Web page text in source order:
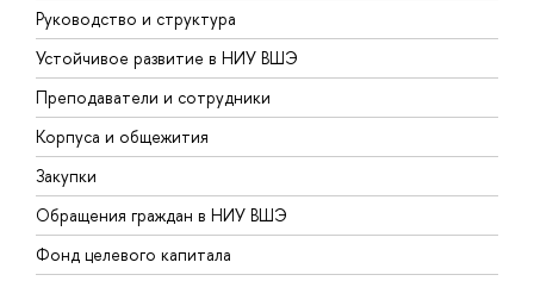
Руководство и структура
Устойчивое развитие в НИУ ВШЭ
Преподаватели и сотрудники
Корпуса и общежития
Закупки
Обращения граждан в НИУ ВШЭ
Фонд целевого капитала